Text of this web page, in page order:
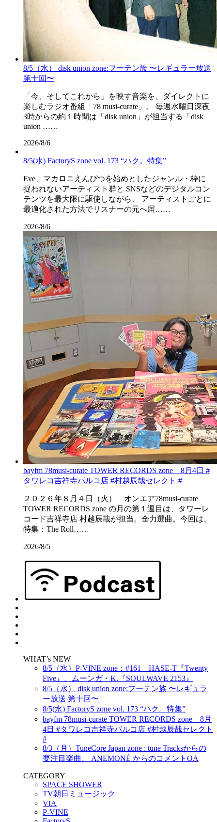
8/5（水） disk union zone:フーテン族 〜レギュラー放送
第十回〜
「今、そしてこれから」を映す音楽を、ダイレクトに
楽しむラジオ番組「78 musi-curate」。 毎週水曜日深夜
3時からの約１時間は「disk union」が担当する「disk
union ……
2026/8/6
8/5(水) FactoryS zone vol. 173 “ハク。特集”
Eve、マカロニえんぴつを始めとしたジャンル・枠に
捉われないアーティスト群と SNSなどのデジタルコン
テンツを最大限に駆使しながら、 アーティストごとに
最適化された方法でリスナーの元へ届……
2026/8/6
bayfm 78musi-curate TOWER RECORDS zone 8月4日 #
タワレコ吉祥寺パルコ店 #村越辰哉セレクト #
２０２６年８月４日（火） オンエア78musi-curate
TOWER RECORDS zone の月の第１週目は、タワーレ
コード吉祥寺店 村越辰哉が担当。全力選曲。今回は、
特集：The Roll……
2026/8/5
WHAT’s NEW
8/5（水）P-VINE zone：#161 HASE-T『Twenty
Five』、ムーンガ・K.『SOULWAVE 2153』
8/5（水） disk union zone:フーテン族 〜レギュラ
ー放送 第十回〜
8/5(水) FactoryS zone vol. 173 “ハク。特集”
bayfm 78musi-curate TOWER RECORDS zone 8月
4日 #タワレコ吉祥寺パルコ店 #村越辰哉セレクト
#
8/3（月）TuneCore Japan zone : tune Tracksからの
要注目楽曲、 ANEMONÉ からのコメントOA
CATEGORY
SPACE SHOWER
TV朝日ミュージック
VIA
P-VINE